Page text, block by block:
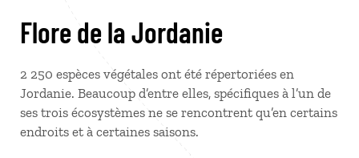
Flore de la Jordanie
2 250 espèces végétales ont été répertoriées en
Jordanie. Beaucoup d’entre elles, spécifiques à l’un de
ses trois écosystèmes ne se rencontrent qu’en certains
endroits et à certaines saisons.